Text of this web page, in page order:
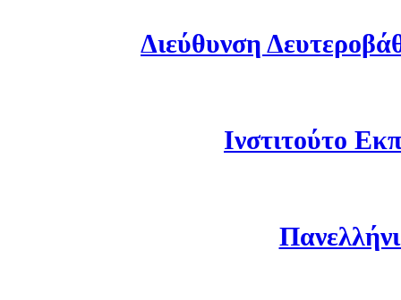
Διεύθυνση
Ινστιτούτο